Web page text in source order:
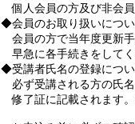
個人会員の方及び非会員
◆会員のお取り扱いにつ
会員の方で当年度更新
早急に各手続きをしてく
◆受講者氏名の登録につ
必ず受講される方の氏
修了証に記載されます